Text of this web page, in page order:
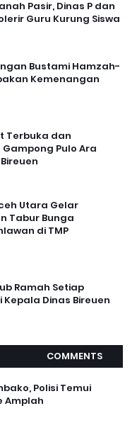
Pasir, Dinas P dan
Guru Kurung Siswa
Bustami Hamzah-
Kemenangan
Terbuka dan
Pulo Ara
Utara Gelar
Tabur Bunga
di TMP
Ramah Setiap
Dinas Bireuen
COMMENTS
Polisi Temui
Amplah